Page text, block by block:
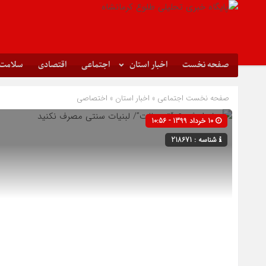
صفحه نخست اخبار استان اجتماعی اقتصادی
صفحه نخست اجتماعی » اخبار استان » اختصاصی
شناسه : 218671